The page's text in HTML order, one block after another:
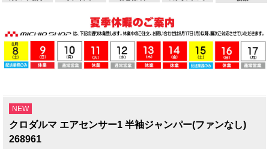
NEW
クロダルマ エアセンサー1 半袖ジャンパー(ファンなし)
268961